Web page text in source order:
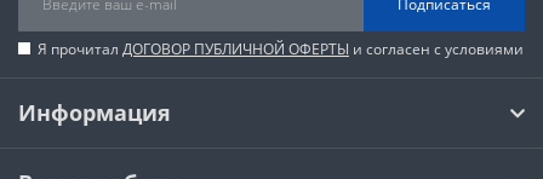
Я прочитал ДОГОВОР ПУБЛИЧНОЙ ОФЕРТЫ и согласен с условиями
Информация